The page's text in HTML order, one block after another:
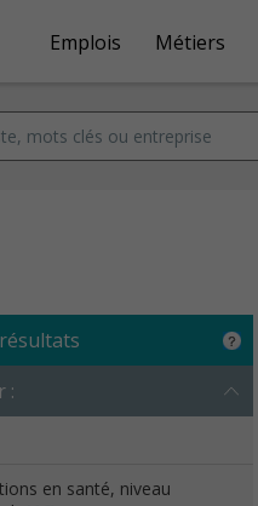
Emplois Métiers
:
en santé, niveau